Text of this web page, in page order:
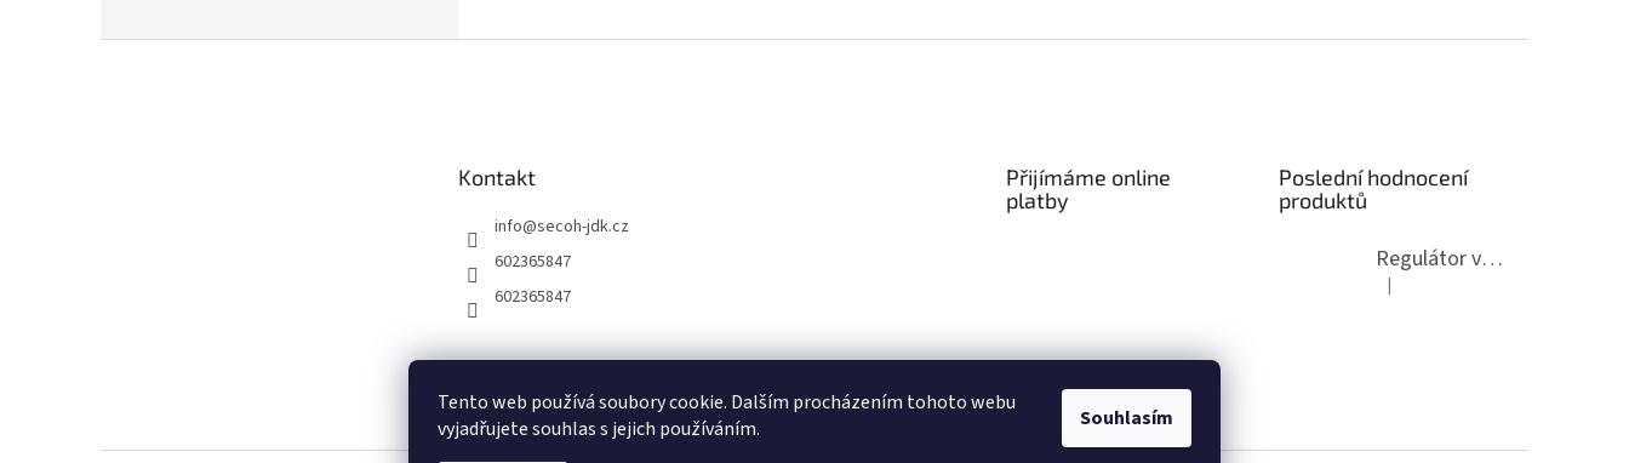
Tento web používá soubory cookie. Dalším procházením tohoto webu
vyjadřujete souhlas s jejich používáním.
Souhlasím
Kontakt
info@secoh-jdk.cz
602365847
602365847
Přijímáme online
platby
Poslední hodnocení
produktů
Regulátor výkonu dmychadla ČOV
Hodnocení produktu je 5 z 5
|
Nákup nad 1500 Kč dopravné zdarma Autorizovaný servis Secoh